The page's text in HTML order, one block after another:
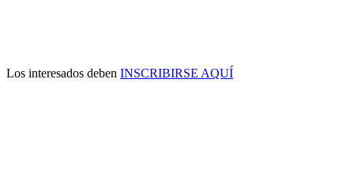
Los interesados deben INSCRIBIRSE AQUÍ